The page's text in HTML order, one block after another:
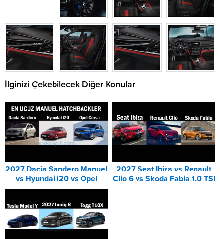
İlginizi Çekebilecek Diğer Konular
2027 Dacia Sandero Manuel
vs Hyundai i20 vs Opel
Corsa Karşılaştırması
2027 Seat Ibiza vs Renault
Clio 6 vs Skoda Fabia 1.0 TSI